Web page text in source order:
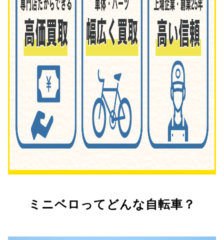
ミニベロってどんな自転車？